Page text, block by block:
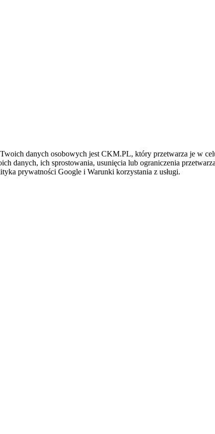
danych osobowych jest CKM.PL, który przetwarza je w
danych, ich sprostowania, usunięcia lub ograniczenia
prywatności Google i Warunki korzystania z usługi.